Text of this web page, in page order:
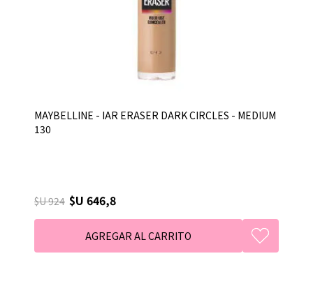
MAYBELLINE - IAR ERASER DARK CIRCLES - MEDIUM
130
$U 924 $U 646,8